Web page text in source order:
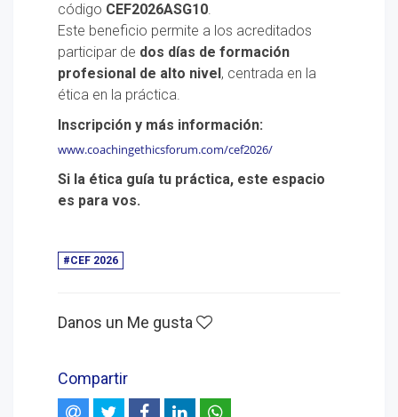
código CEF2026ASG10.
Este beneficio permite a los acreditados
participar de dos días de formación
profesional de alto nivel, centrada en la
ética en la práctica.
Inscripción y más información:
www.coachingethicsforum.com/cef2026/
Si la ética guía tu práctica, este espacio
es para vos.
#CEF 2026
Danos un Me gusta
Compartir